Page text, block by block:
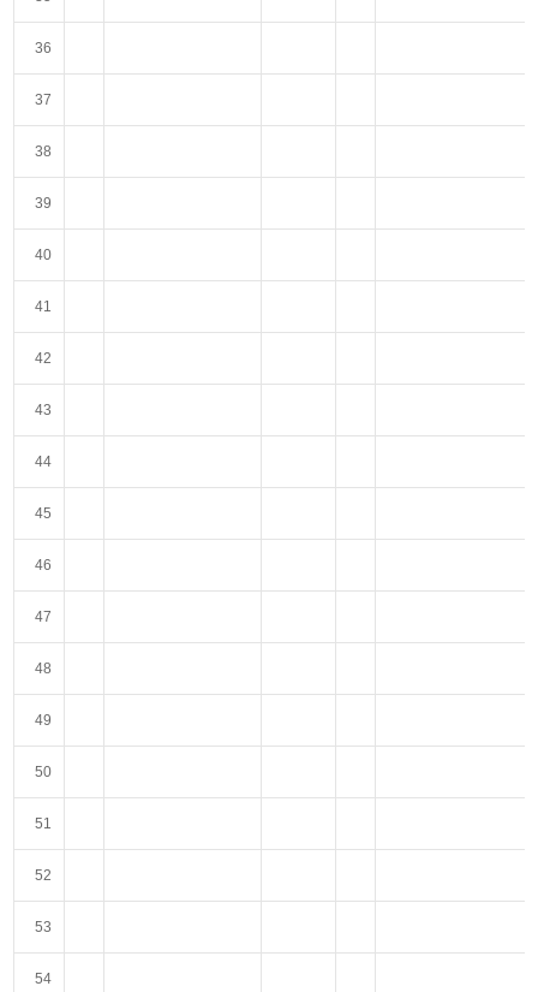
36
37
38
39
40
41
42
43
44
45
46
47
48
49
50
51
52
53
54